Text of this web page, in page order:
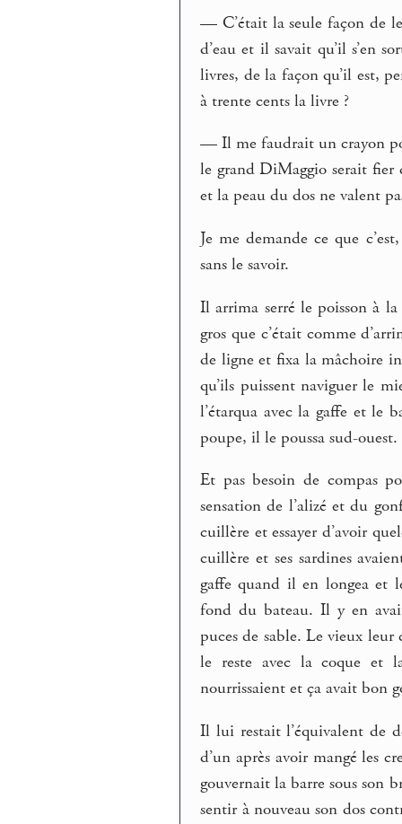
— C’était la seule façon de
d’eau et il savait qu’il s’en
livres, de la façon qu’il est,
à trente cents la livre ?
— Il me faudrait un crayon
le grand DiMaggio serait fier
et la peau du dos ne valent
Je me demande ce que
sans le savoir.
Il arrima serré le poisson à
gros que c’était comme
de ligne et fixa la mâchoire
qu’ils puissent naviguer le
l’étarqua avec la gaffe et le
poupe, il le poussa sud-ouest.
Et pas besoin de compas
sensation de l’alizé et du
cuillère et essayer d’avoir
cuillère et ses sardines
gaffe quand il en longea et
fond du bateau. Il y en
puces de sable. Le vieux
le reste avec la coque et
nourrissaient et ça avait bon
Il lui restait l’équivalent de
d’un après avoir mangé les
gouvernait la barre sous son
sentir à nouveau son dos